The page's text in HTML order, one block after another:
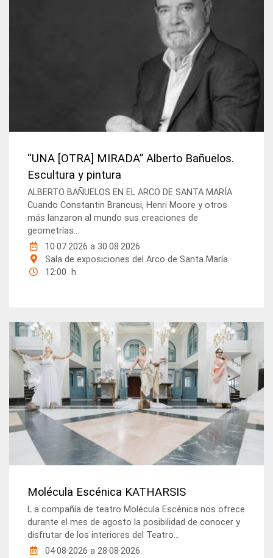
“UNA [OTRA] MIRADA” Alberto Bañuelos.
Escultura y pintura
ALBERTO BAÑUELOS EN EL ARCO DE SANTA MARÍA
Cuando Constantin Brancusi, Henri Moore y otros
más lanzaron al mundo sus creaciones de
geometrías...
10·07·2026a 30·08·2026
Sala de exposiciones del Arco de Santa María
12:00 h
Molécula Escénica KATHARSIS
L a compañía de teatro Molécula Escénica nos ofrece
durante el mes de agosto la posibilidad de conocer y
disfrutar de los interiores del Teatro...
04·08·2026a28·08·2026